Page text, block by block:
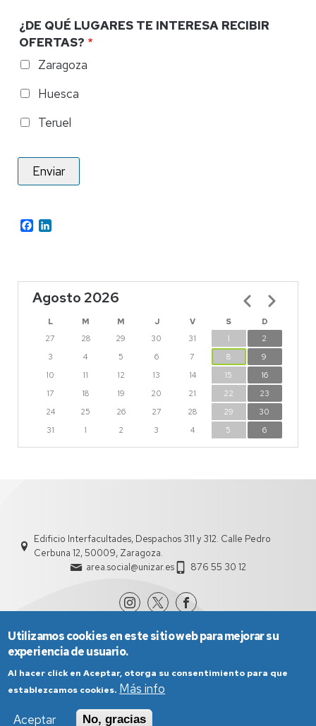
¿DE QUÉ LUGARES TE INTERESA RECIBIR
OFERTAS?
Zaragoza
Huesca
Teruel
Facebook
Agosto 2026
L M M J V S
D
27
28 29 30 31 1
2
3
4 5 6 7 8
9
10
11 12 13 14 15
16
17
18 19 20 21 22
23
24
25 26 27 28 29
30
31
1 2 3 4 5 6
Paginación
Edificio Interfacultades, Despachos 311 y 312. Calle Pedro
Cerbuna 12, 50009, Zaragoza.
area.social@unizar.es
876 55 30 12
Aviso Legal
Condiciones generales de uso
Utilizamos cookies en este sitio web para mejorar su
experiencia de usuario.
Al hacer click en Aceptar, otorga su consentimiento para que
establezcamos cookies. Más info
Aceptar
No, gracias